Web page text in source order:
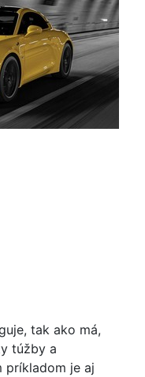
tak ako má,
túžby a
príkladom je aj